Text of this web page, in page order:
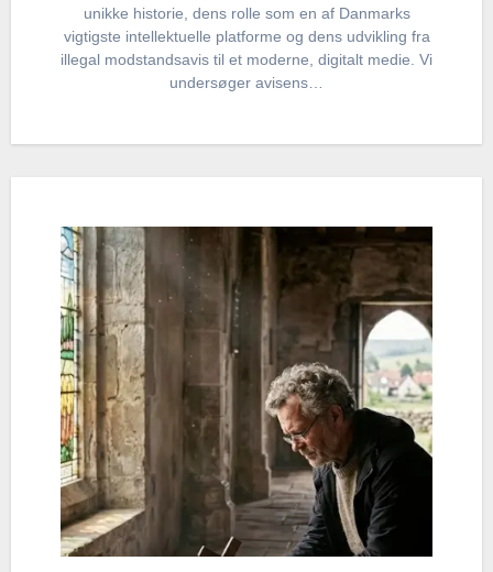
unikke historie, dens rolle som en af Danmarks
vigtigste intellektuelle platforme og dens udvikling fra
illegal modstandsavis til et moderne, digitalt medie. Vi
undersøger avisens…